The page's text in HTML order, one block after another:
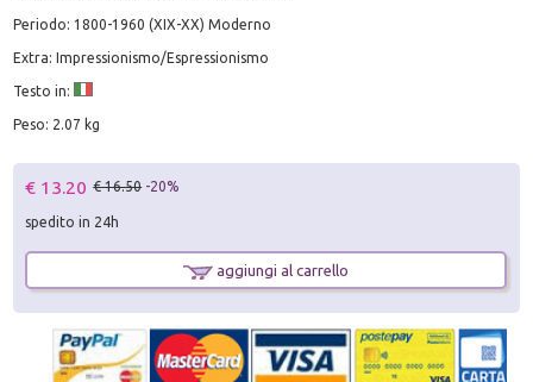
Periodo: 1800-1960 (XIX-XX) Moderno
Extra: Impressionismo/Espressionismo
Testo in:
Peso: 2.07 kg
€ 13.20 € 16.50 -20%
spedito in 24h
aggiungi al carrello